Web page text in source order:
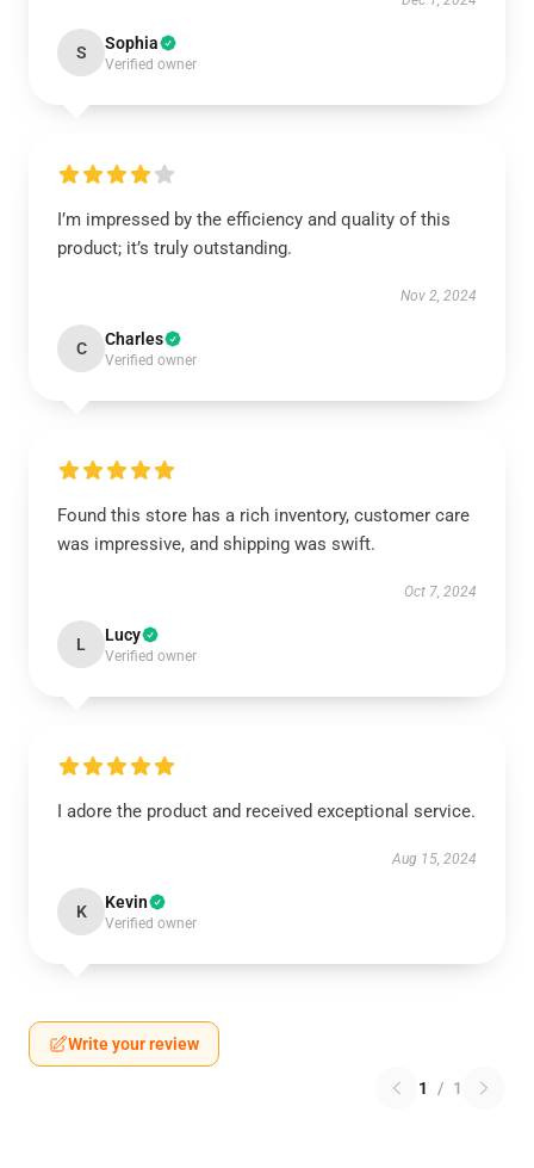
S Sophia
Verified owner
I’m impressed by the efficiency and quality of this
product; it’s truly outstanding.
Nov 2, 2024
C Charles
Verified owner
Found this store has a rich inventory, customer care
was impressive, and shipping was swift.
Oct 7, 2024
L Lucy
Verified owner
I adore the product and received exceptional service.
Aug 15, 2024
K Kevin
Verified owner
Write your review
1 / 1